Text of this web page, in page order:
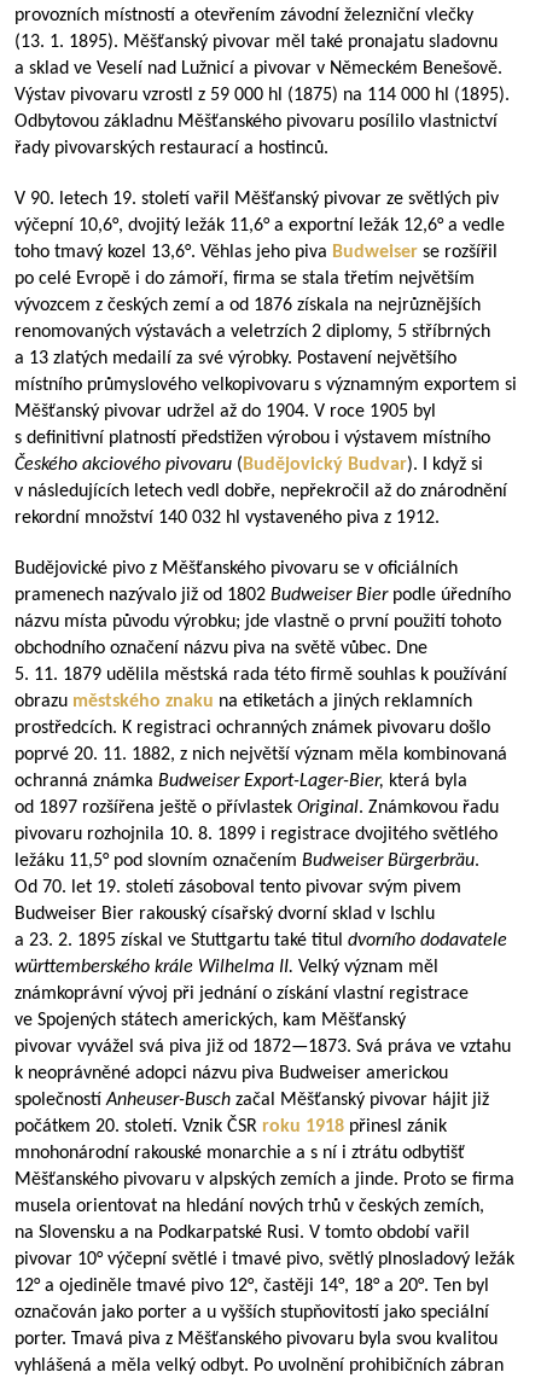
provozních místností a otevřením závodní železniční vlečky
(13. 1. 1895). Měšťanský pivovar měl také pronajatu sladovnu
a sklad ve Veselí nad Lužnicí a pivovar v Německém Benešově.
Výstav pivovaru vzrostl z 59 000 hl (1875) na 114 000 hl (1895).
Odbytovou základnu Měšťanského pivovaru posílilo vlastnictví
řady pivovarských restaurací a hostinců.
V 90. letech 19. století vařil Měšťanský pivovar ze světlých piv
výčepní 10,6°, dvojitý ležák 11,6° a exportní ležák 12,6° a vedle
toho tmavý kozel 13,6°. Věhlas jeho piva Budweiser se rozšířil
po celé Evropě i do zámoří, firma se stala třetím největším
vývozcem z českých zemí a od 1876 získala na nejrůznějších
renomovaných výstavách a veletrzích 2 diplomy, 5 stříbrných
a 13 zlatých medailí za své výrobky. Postavení největšího
místního průmyslového velkopivovaru s významným exportem si
Měšťanský pivovar udržel až do 1904. V roce 1905 byl
s definitivní platností předstižen výrobou i výstavem místního
Českého akciového pivovaru ( Budějovický Budvar). I když si
v následujících letech vedl dobře, nepřekročil až do znárodnění
rekordní množství 140 032 hl vystaveného piva z 1912.
Budějovické pivo z Měšťanského pivovaru se v oficiálních
pramenech nazývalo již od 1802 Budweiser Bierpodle úředního
názvu místa původu výrobku; jde vlastně o první použití tohoto
obchodního označení názvu piva na světě vůbec. Dne
5. 11. 1879 udělila městská rada této firmě souhlas k používání
obrazu městského znaku na etiketách a jiných reklamních
prostředcích. K registraci ochranných známek pivovaru došlo
poprvé 20. 11. 1882, z nich největší význam měla kombinovaná
ochranná známka Budweiser Export-Lager-Bier, která byla
od 1897 rozšířena ještě o přívlastek Original. Známkovou řadu
pivovaru rozhojnila 10. 8. 1899 i registrace dvojitého světlého
ležáku 11,5° pod slovním označením Budweiser Bürgerbräu.
Od 70. let 19. století zásoboval tento pivovar svým pivem
Budweiser Bier rakouský císařský dvorní sklad v Ischlu
a 23. 2. 1895 získal ve Stuttgartu také titul dvorního dodavatele
württemberského krále Wilhelma II. Velký význam měl
známkoprávní vývoj při jednání o získání vlastní registrace
ve Spojených státech amerických, kam Měšťanský
pivovar vyvážel svá piva již od 1872—1873. Svá práva ve vztahu
k neoprávněné adopci názvu piva Budweiser americkou
společnostíAnheuser-Busch začal Měšťanský pivovar hájit již
počátkem 20. století. Vznik ČSR roku 1918 přinesl zánik
mnohonárodní rakouské monarchie a s ní i ztrátu odbytišť
Měšťanského pivovaru v alpských zemích a jinde. Proto se firma
musela orientovat na hledání nových trhů v českých zemích,
na Slovensku a na Podkarpatské Rusi. V tomto období vařil
pivovar 10° výčepní světlé i tmavé pivo, světlý plnosladový ležák
12° a ojediněle tmavé pivo 12°, častěji 14°, 18° a 20°. Ten byl
označován jako porter a u vyšších stupňovitostí jako speciální
porter. Tmavá piva z Měšťanského pivovaru byla svou kvalitou
vyhlášená a měla velký odbyt. Po uvolnění prohibičních zábran